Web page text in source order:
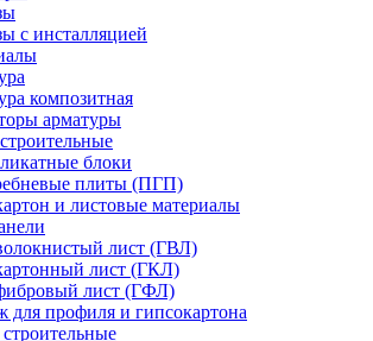
с инсталляцией
композитная
арматуры
блоки
плиты (ПГП)
и листовые материалы
лист (ГВЛ)
лист (ГКЛ)
лист (ГФЛ)
для профиля и гипсокартона